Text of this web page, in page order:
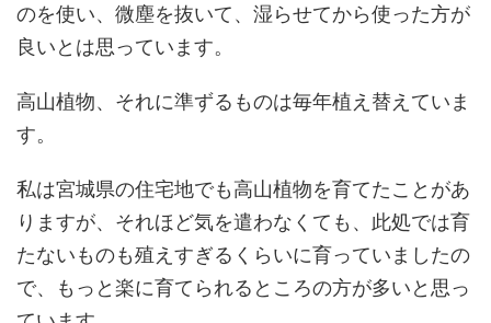
のを使い、微塵を抜いて、湿らせてから使った方が
良いとは思っています。
高山植物、それに準ずるものは毎年植え替えていま
す。
私は宮城県の住宅地でも高山植物を育てたことがあ
りますが、それほど気を遣わなくても、此処では育
たないものも殖えすぎるくらいに育っていましたの
で、もっと楽に育てられるところの方が多いと思っ